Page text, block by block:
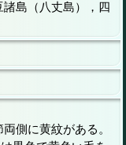
島（八丈島），四
側に黄紋がある。